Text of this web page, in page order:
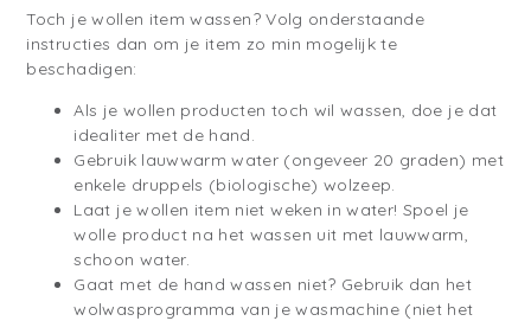
Toch je wollen item wassen? Volg onderstaande
instructies dan om je item zo min mogelijk te
beschadigen:
Als je wollen producten toch wil wassen, doe je dat
idealiter met de hand.
Gebruik lauwwarm water (ongeveer 20 graden) met
enkele druppels (biologische) wolzeep.
Laat je wollen item niet weken in water! Spoel je
wolle product na het wassen uit met lauwwarm,
schoon water.
Gaat met de hand wassen niet? Gebruik dan het
wolwasprogramma van je wasmachine (niet het